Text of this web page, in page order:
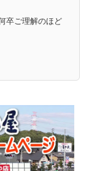
卒ご理解のほど